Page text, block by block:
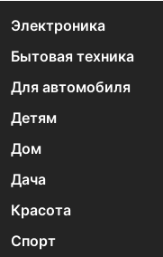
Электроника
Бытовая техника
Для автомобиля
Детям
Дом
Дача
Красота
Спорт